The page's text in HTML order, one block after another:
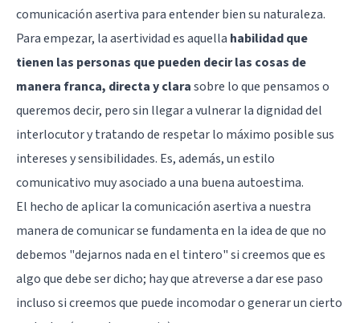
comunicación asertiva para entender bien su naturaleza.
Para empezar, la asertividad es aquella habilidad que
tienen las personas que pueden decir las cosas de
manera franca, directa y clarasobre lo que pensamos o
queremos decir, pero sin llegar a vulnerar la dignidad del
interlocutor y tratando de respetar lo máximo posible sus
intereses y sensibilidades. Es, además, un estilo
comunicativo muy asociado a una buena autoestima.
El hecho de aplicar la comunicación asertiva a nuestra
manera de comunicar se fundamenta en la idea de que no
debemos "dejarnos nada en el tintero" si creemos que es
algo que debe ser dicho; hay que atreverse a dar ese paso
incluso si creemos que puede incomodar o generar un cierto